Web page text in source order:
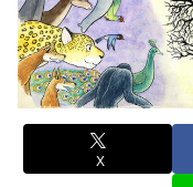
X